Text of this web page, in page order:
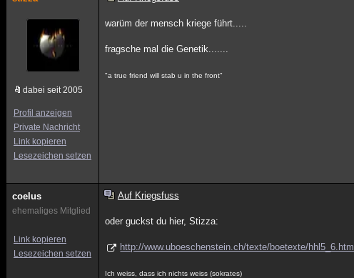
dabei seit 2005
Profil anzeigen
Private Nachricht
Link kopieren
Lesezeichen setzen
warüm der mensch kriege führt.....
fragsche mal die Genetik.......
"a true friend will stab u in the front"
coelus
ehemaliges Mitglied
Link kopieren
Lesezeichen setzen
Auf Kriegsfuss
oder guckst du hier, Stizza:
http://www.uboeschenstein.ch/texte/boetexte/hhl5_6.html
Ich weiss, dass ich nichts weiss (sokrates)